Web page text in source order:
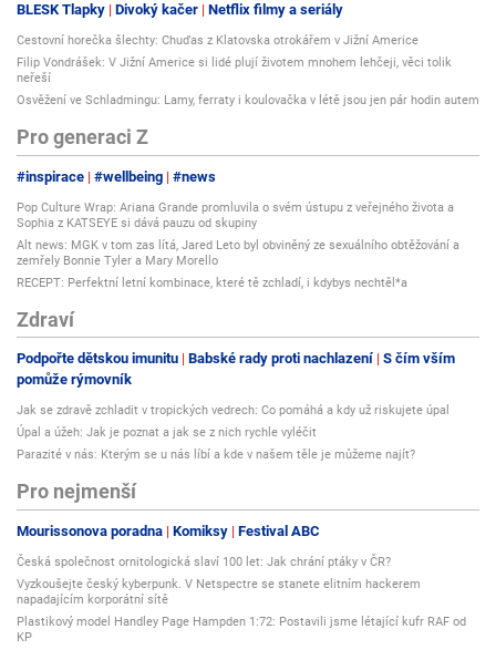
BLESK Tlapky Divoký kačer Netflix filmy a seriály
Cestovní horečka šlechty: Chuďas z Klatovska otrokářem v Jižní Americe
Filip Vondrášek: V Jižní Americe si lidé plují životem mnohem lehčeji, věci tolik
neřeší
Osvěžení ve Schladmingu: Lamy, ferraty i koulovačka v létě jsou jen pár hodin autem
Pro generaci Z
#inspirace #wellbeing #news
Pop Culture Wrap: Ariana Grande promluvila o svém ústupu z veřejného života a
Sophia z KATSEYE si dává pauzu od skupiny
Alt news: MGK v tom zas lítá, Jared Leto byl obviněný ze sexuálního obtěžování a
zemřely Bonnie Tyler a Mary Morello
RECEPT: Perfektní letní kombinace, které tě zchladí, i kdybys nechtěl*a
Zdraví
Podpořte dětskou imunitu Babské rady proti nachlazení S čím vším
pomůže rýmovník
Jak se zdravě zchladit v tropických vedrech: Co pomáhá a kdy už riskujete úpal
Úpal a úžeh: Jak je poznat a jak se z nich rychle vyléčit
Parazité v nás: Kterým se u nás líbí a kde v našem těle je můžeme najít?
Pro nejmenší
Mourissonova poradna Komiksy Festival ABC
Česká společnost ornitologická slaví 100 let: Jak chrání ptáky v ČR?
Vyzkoušejte český kyberpunk. V Netspectre se stanete elitním hackerem
napadajícím korporátní sítě
Plastikový model Handley Page Hampden 1:72: Postavili jsme létající kufr RAF od
KP